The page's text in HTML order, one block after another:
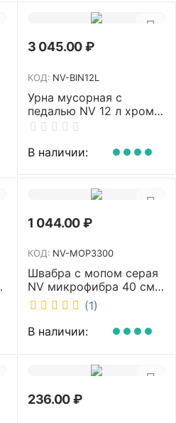
3 045.00₽
КОД: NV-BIN12L
Урна мусорная с
педалью NV 12 л хром
NV-BIN12L
В наличии:
1 044.00₽
КОД: NV-MOP3300
Швабра с мопом серая
NV микрофибра 40 см
NV-MOP3300
(1)
В наличии:
236.00₽